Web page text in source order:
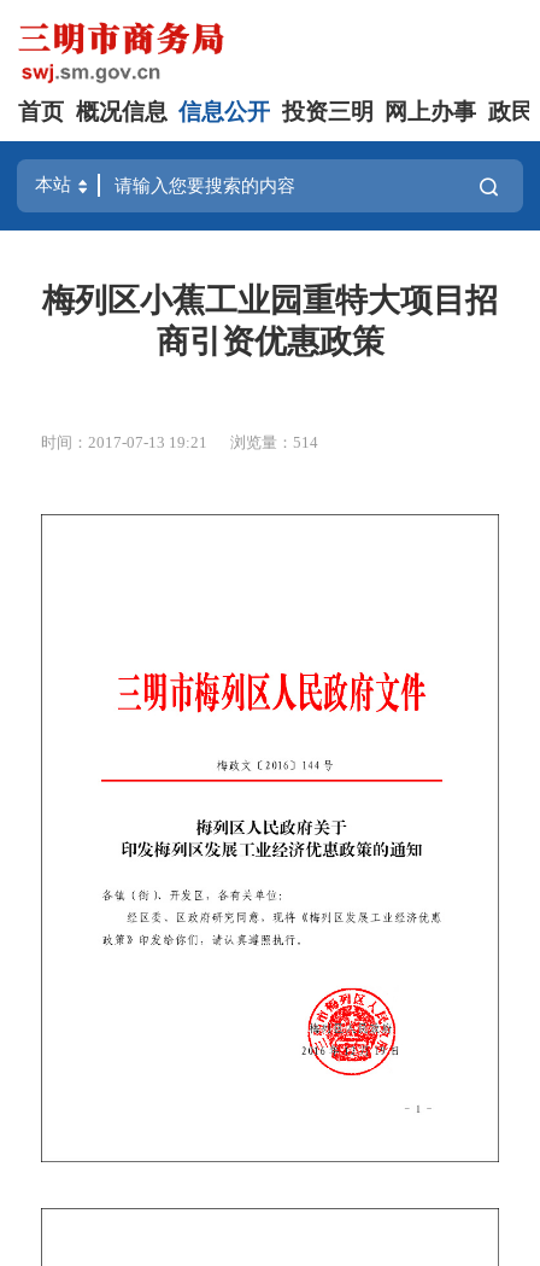
首页 概况信息 信息公开 投资三明 网上办事 政民
梅列区小蕉工业园重特大项目招
商引资优惠政策
时间：2017-07-13 19:21 浏览量：514